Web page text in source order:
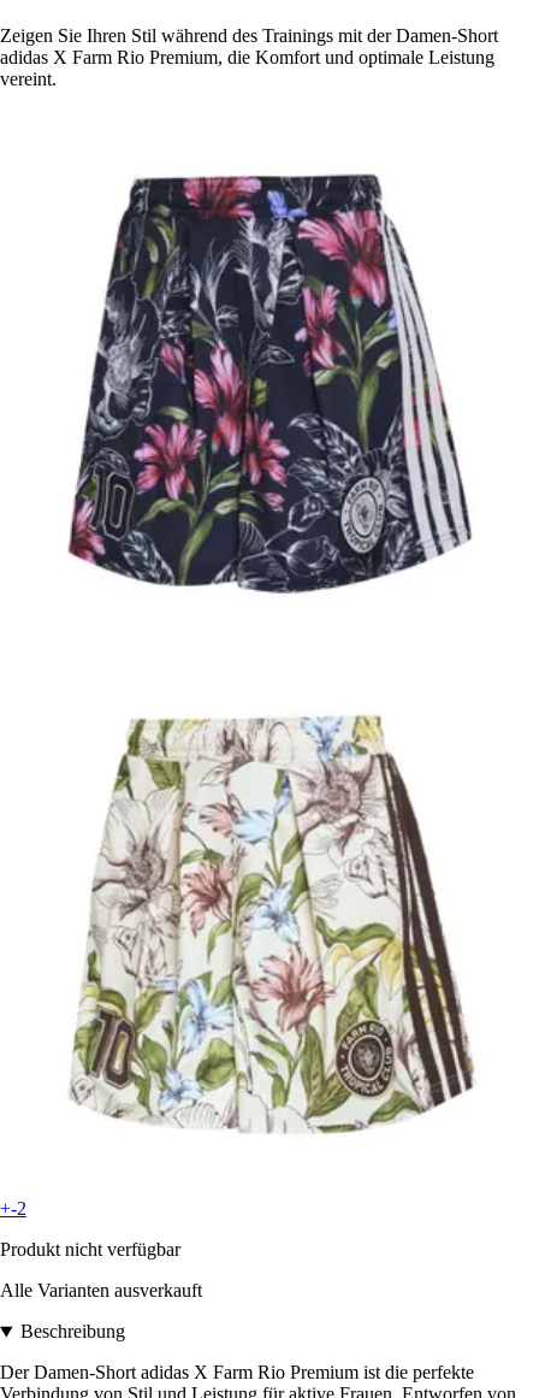
Zeigen Sie Ihren Stil während des Trainings mit der Damen-Short
adidas X Farm Rio Premium, die Komfort und optimale Leistung
vereint.
+-2
Produkt nicht verfügbar
Alle Varianten ausverkauft
Beschreibung
Der Damen-Short adidas X Farm Rio Premium ist die perfekte